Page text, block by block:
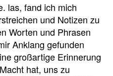
las, fand ich mich
und Notizen zu
Worten und Phrasen
Anklang gefunden
großartige Erinnerung
hat, uns zu